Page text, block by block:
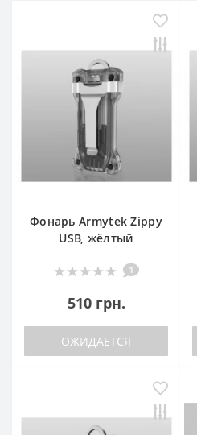
Фонарь Armytek Zippy
USB, жёлтый
1
510 грн.
ОЖИДАЕТСЯ